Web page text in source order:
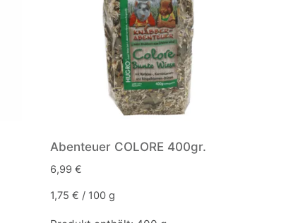
Abenteuer COLORE 400gr.
6,99 €
1,75 € / 100 g